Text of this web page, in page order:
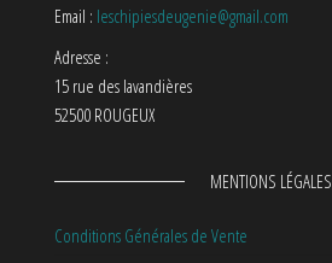
Email : leschipiesdeugenie@gmail.com
Adresse :
15 rue des lavandières
52500 ROUGEUX
MENTIONS LÉGALES
Conditions Générales de Vente